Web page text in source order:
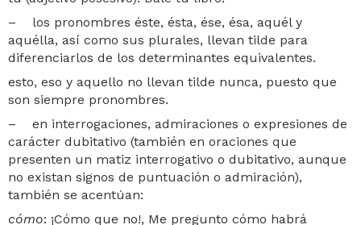
– los pronombres éste, ésta, ése, ésa, aquél y
aquélla, así como sus plurales, llevan tilde para
diferenciarlos de los determinantes equivalentes.
esto, eso y aquello no llevan tilde nunca, puesto que
son siempre pronombres.
– en interrogaciones, admiraciones o expresiones de
carácter dubitativo (también en oraciones que
presenten un matiz interrogativo o dubitativo, aunque
no existan signos de puntuación o admiración),
también se acentúan:
cómo: ¡Cómo que no!, Me pregunto cómo habrá